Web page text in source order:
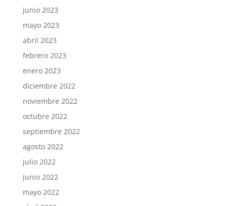
junio 2023
mayo 2023
abril 2023
febrero 2023
enero 2023
diciembre 2022
noviembre 2022
octubre 2022
septiembre 2022
agosto 2022
julio 2022
junio 2022
mayo 2022